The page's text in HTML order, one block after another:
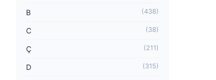
B (438)
C (38)
Ç (211)
D (315)